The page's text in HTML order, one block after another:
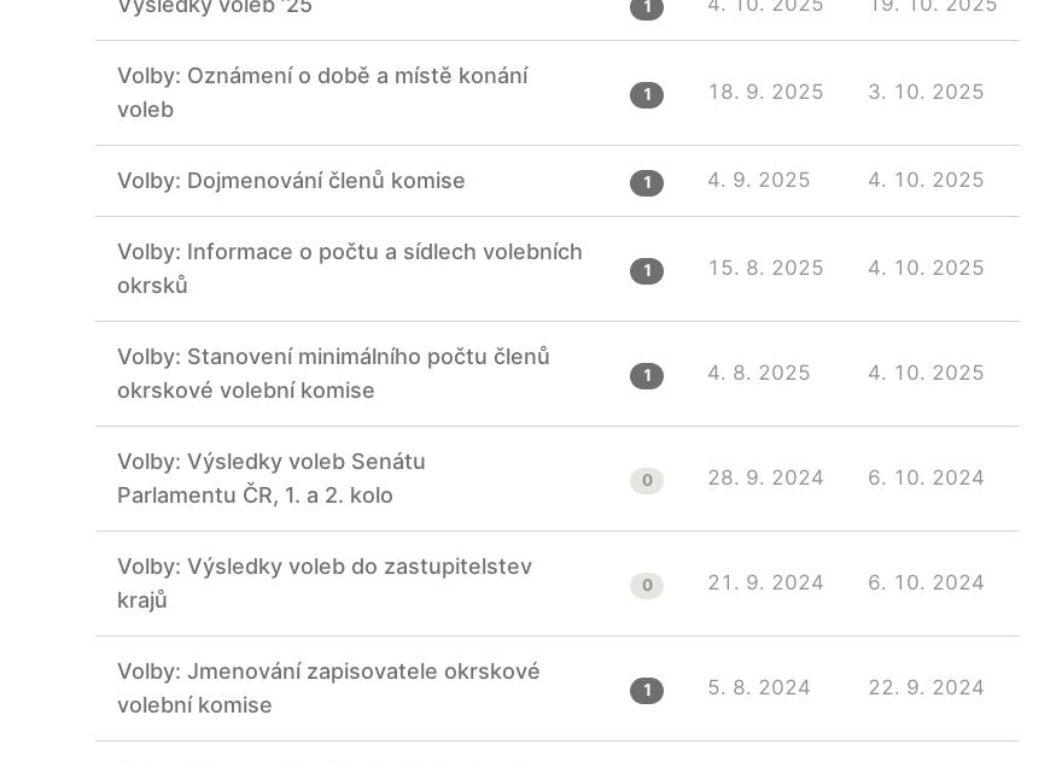
1
Volby: Oznámení o době a místě konání
voleb
1 18. 9. 2025 3. 10. 2025
Volby: Dojmenování členů komise 1 4. 9. 2025 4. 10. 2025
Volby: Informace o počtu a sídlech volebních
okrsků
1 15. 8. 2025 4. 10. 2025
Volby: Stanovení minimálního počtu členů
okrskové volební komise
1 4. 8. 2025 4. 10. 2025
Volby: Výsledky voleb Senátu
Parlamentu ČR, 1. a 2. kolo
0 28. 9. 2024 6. 10. 2024
Volby: Výsledky voleb do zastupitelstev
krajů
0 21. 9. 2024 6. 10. 2024
Volby: Jmenování zapisovatele okrskové
volební komise
1 5. 8. 2024 22. 9. 2024